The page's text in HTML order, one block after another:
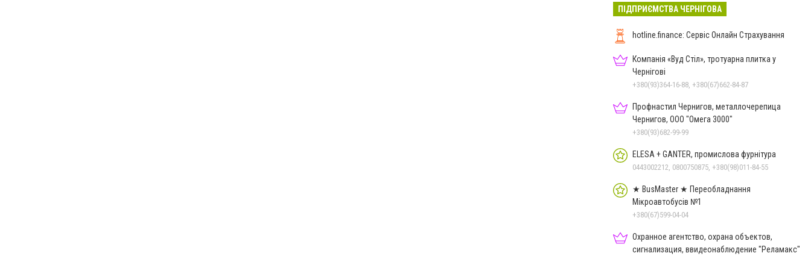
ПІДПРИЄМСТВА ЧЕРНІГОВА
hotline.finance: Сервіс Онлайн Страхування
Компанія «Вуд Стіл», тротуарна плитка у
Чернігові
+380(93)364-16-88, +380(67)662-84-87
Профнастил Чернигов, металлочерепица
Чернигов, ООО "Омега 3000"
+380(93)682-99-99
ELESA + GANTER, промислова фурнітура
0443002212, 0800750875, +380(98)011-84-55
★ BusMaster ★ Переобладнання
Мікроавтобусів №1
+380(67)599-04-04
Охранное агентство, охрана объектов,
сигнализация, ввидеонаблюдение "Реламакс"